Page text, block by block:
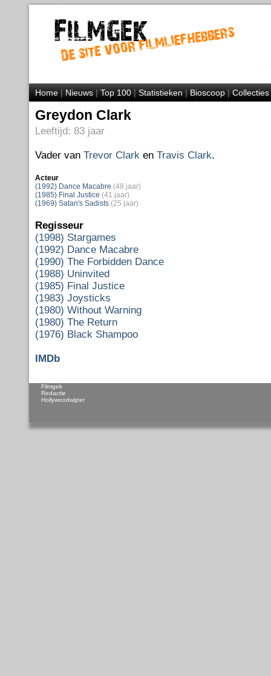
Home|Nieuws|Top 100|Statistieken|Bioscoop|Collecties
Greydon Clark
Leeftijd: 83 jaar
Vader van Trevor Clarken Travis Clark.
Acteur
(1992) Dance Macabre (48 jaar)
(1985) Final Justice (41 jaar)
(1969) Satan's Sadists (25 jaar)
Regisseur
(1998) Stargames
(1992) Dance Macabre
(1990) The Forbidden Dance
(1988) Uninvited
(1985) Final Justice
(1983) Joysticks
(1980) Without Warning
(1980) The Return
(1976) Black Shampoo
IMDb
Filmgek
Redactie
Hollywoodwijzer